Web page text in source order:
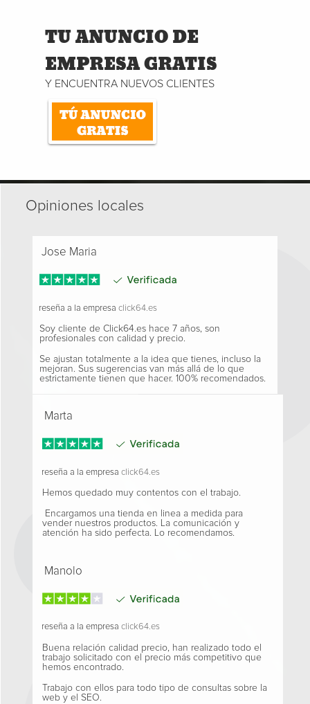
TU ANUNCIO DE
EMPRESA GRATIS
Y ENCUENTRA NUEVOS CLIENTES
Opiniones locales
Jose Maria
reseña a la empresa click64.es
Soy cliente de Click64.es hace 7 años, son
profesionales con calidad y precio.
Se ajustan totalmente a la idea que tienes, incluso la
mejoran. Sus sugerencias van más allá de lo que
estrictamente tienen que hacer. 100% recomendados.
Marta
reseña a la empresa click64.es
Hemos quedado muy contentos con el trabajo.
Encargamos una tienda en linea a medida para
vender nuestros productos. La comunicación y
atención ha sido perfecta. Lo recomendamos.
Manolo
reseña a la empresa click64.es
Buena relación calidad precio, han realizado todo el
trabajo solicitado con el precio más competitivo que
hemos encontrado.
Trabajo con ellos para todo tipo de consultas sobre la
web y el SEO.